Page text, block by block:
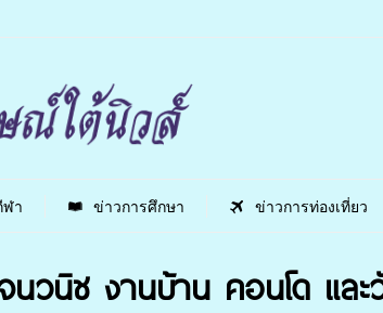
ฬา ข่าวการศึกษา ข่าวการท่องเที่ยว
นวนิช งานบ้าน คอนโด แล